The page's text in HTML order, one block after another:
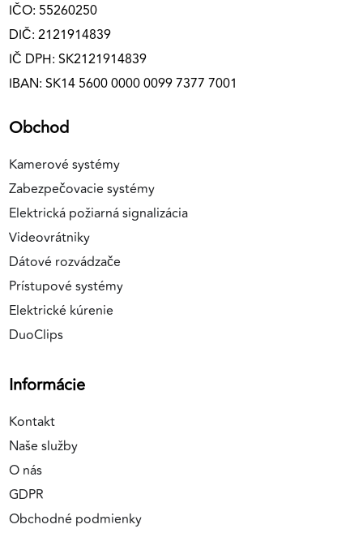
IČO: 55260250
DIČ: 2121914839
IČ DPH: SK2121914839
IBAN: SK14 5600 0000 0099 7377 7001
Obchod
Kamerové systémy
Zabezpečovacie systémy
Elektrická požiarná signalizácia
Videovrátniky
Dátové rozvádzače
Prístupové systémy
Elektrické kúrenie
DuoClips
Informácie
Kontakt
Naše služby
O nás
GDPR
Obchodné podmienky